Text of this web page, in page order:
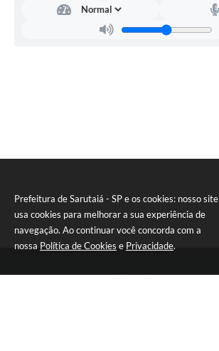
Prefeitura de Sarutaiá - SP e os cookies: nosso site
usa cookies para melhorar a sua experiência de
navegação. Ao continuar você concorda com a
nossa Política de Cookies e Privacidade.
arta
o
de
ro
Telefone: (14) 33871900